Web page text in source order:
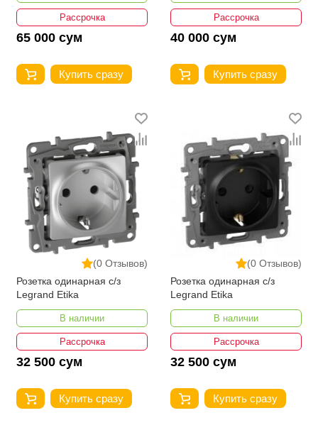
Рассрочка
65 000 сум
Купить сразу
Рассрочка
40 000 сум
Купить сразу
(0 Отзывов)
Розетка одинарная с/з
Legrand Etika
В наличии
Рассрочка
32 500 сум
Купить сразу
(0 Отзывов)
Розетка одинарная с/з
Legrand Etika
В наличии
Рассрочка
32 500 сум
Купить сразу